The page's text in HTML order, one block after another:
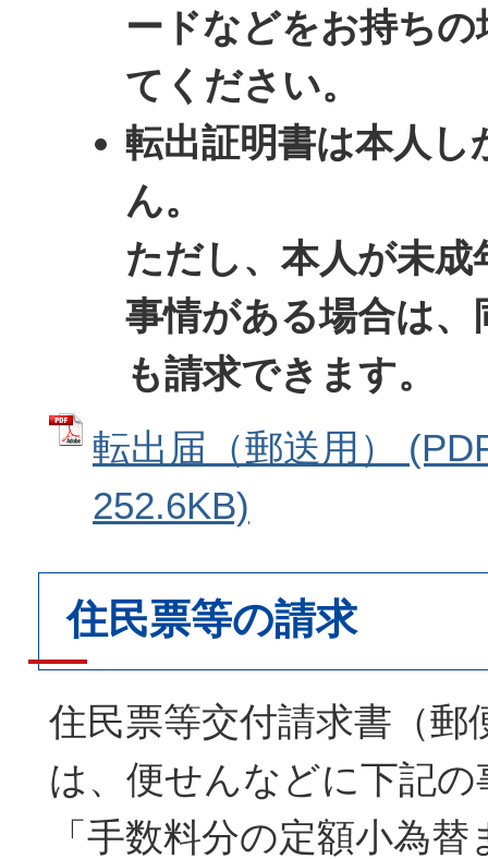
ードなどをお持ち
てください。
転出証明書は本人し
ん。
ただし、本人が未成
事情がある場合は、
も請求できます。
転出届（郵送用）
252.6KB)
住民票等の請求
住民票等交付請求書（郵
は、便せんなどに下記
「手数料分の定額小為